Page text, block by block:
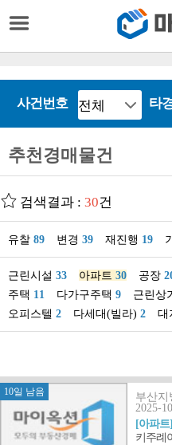
사건번호 타
추천경매물건
검색결과 : 30건
유찰 89 변경 39 재진행 19
근린시설 33 아파트 30 공장
주택 11 다가구주택 9 근린상
오피스텔 2 다세대(빌라) 2 대
10일 남음
부산지
2025-
[아파트]
키주례